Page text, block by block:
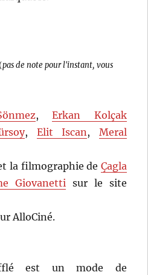
pas de note pour l'instant, vous
,Erkan Kolçak
, Elit Iscan, Meral
la filmographie de Çagla
Giovanetti sur le site
AlloCiné.
est un mode de